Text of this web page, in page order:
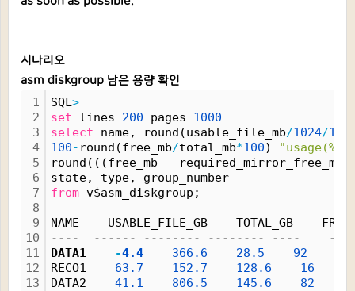
시나리오
asm diskgroup 남은 용량 확인
1
2
3
4
5
6
7
8
9
10
11
12
13
SQL>
set lines 200 pages 1000
select name, round(usable_file_mb/1024/
100- round(free_mb/total_mb*100) "usage(%)"
round(((free_mb
-
state, type, group_number
from v$asm_diskgroup;
NAME    USABLE_FILE_GB    TOTAL_GB
----  ------ -------- -------- ----
DATA1
-4.4 366. 6 28. 5 92
RECO1 63. 7 152. 7 128. 6 16
DATA2 41. 1 806. 5 145. 6 82